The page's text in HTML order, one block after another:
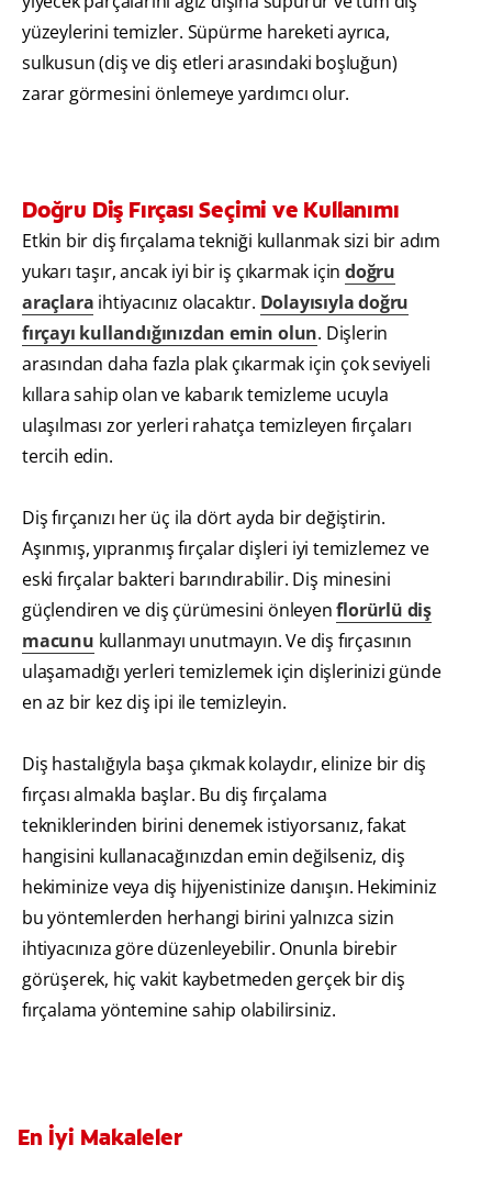
yüzeylerini temizler. Süpürme hareketi ayrıca,
sulkusun (diş ve diş etleri arasındaki boşluğun)
zarar görmesini önlemeye yardımcı olur.
Doğru Diş Fırçası Seçimi ve Kullanımı
Etkin bir diş fırçalama tekniği kullanmak sizi bir adım
yukarı taşır, ancak iyi bir iş çıkarmak için doğru
araçlara ihtiyacınız olacaktır. Dolayısıyla doğru
fırçayı kullandığınızdan emin olun. Dişlerin
arasından daha fazla plak çıkarmak için çok seviyeli
kıllara sahip olan ve kabarık temizleme ucuyla
ulaşılması zor yerleri rahatça temizleyen fırçaları
tercih edin.
Diş fırçanızı her üç ila dört ayda bir değiştirin.
Aşınmış, yıpranmış fırçalar dişleri iyi temizlemez ve
eski fırçalar bakteri barındırabilir. Diş minesini
güçlendiren ve diş çürümesini önleyenflorürlü diş
macunu kullanmayı unutmayın. Ve diş fırçasının
ulaşamadığı yerleri temizlemek için dişlerinizi günde
en az bir kez diş ipi ile temizleyin.
Diş hastalığıyla başa çıkmak kolaydır, elinize bir diş
fırçası almakla başlar. Bu diş fırçalama
tekniklerinden birini denemek istiyorsanız, fakat
hangisini kullanacağınızdan emin değilseniz, diş
hekiminize veya diş hijyenistinize danışın. Hekiminiz
bu yöntemlerden herhangi birini yalnızca sizin
ihtiyacınıza göre düzenleyebilir. Onunla birebir
görüşerek, hiç vakit kaybetmeden gerçek bir diş
fırçalama yöntemine sahip olabilirsiniz.
En İyi Makaleler